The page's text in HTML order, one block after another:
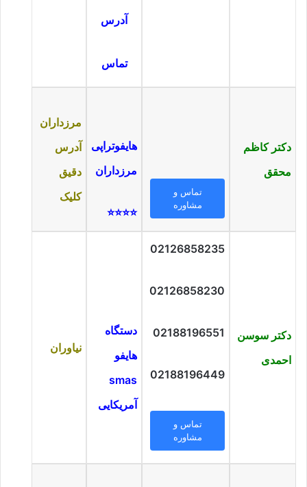
آدرس
تماس
دکتر کاظم
محقق
تماس و
مشاوره
هایفوتراپی
مرزداران
⭐⭐⭐⭐
مرزداران
آدرس
دقیق
کلیک
دکتر سوسن
احمدی
02126858235
02126858230
02188196551
02188196449
تماس و
مشاوره
دستگاه
هایفو
smas
آمریکایی
نیاوران